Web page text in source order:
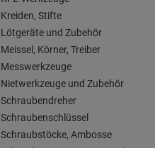
Kreiden, Stifte
Lötgeräte und Zubehör
Meissel, Körner, Treiber
Messwerkzeuge
Nietwerkzeuge und Zubehör
Schraubendreher
Schraubenschlüssel
Schraubstöcke, Ambosse